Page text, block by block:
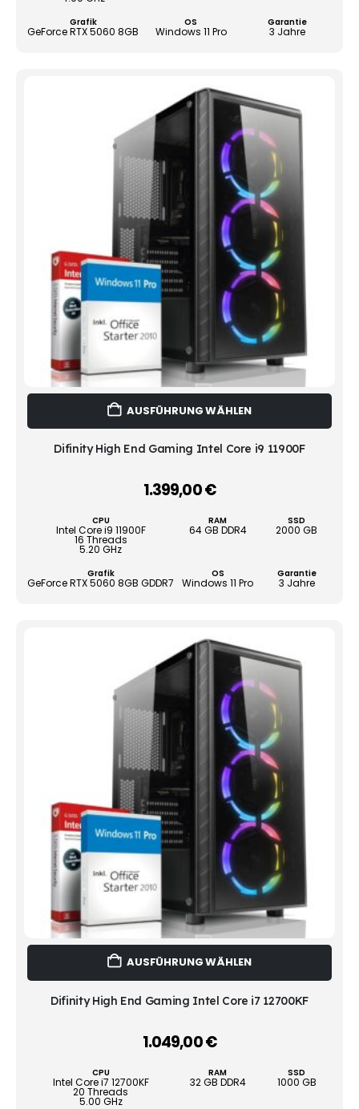
Grafik
GeForce RTX 5060 8GB
OS
Windows 11 Pro
Garantie
3 Jahre
AUSFÜHRUNG WÄHLEN
weist
Difinity High End Gaming Intel Core i9 11900F
1.399,00€–
CPU
Intel Core i9 11900F
16 Threads
5.20 GHz
RAM
64 GB DDR4
SSD
2000 GB
Grafik
GeForce RTX 5060 8GB GDDR7
OS
Windows 11 Pro
Garantie
3 Jahre
AUSFÜHRUNG WÄHLEN
weist
Difinity High End Gaming Intel Core i7 12700KF
1.049,00€–
CPU
Intel Core i7 12700KF
20 Threads
5.00 GHz
RAM
32 GB DDR4
SSD
1000 GB